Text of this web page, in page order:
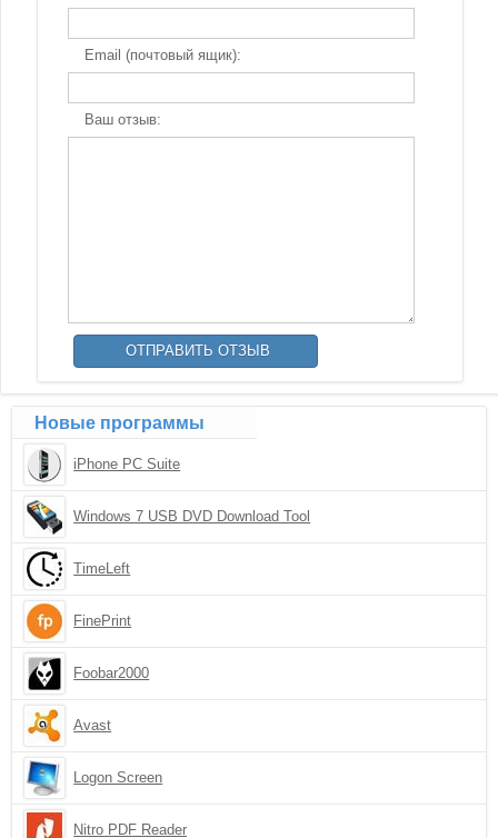
Email (почтовый ящик):
Ваш отзыв:
Новые программы
iPhone PC Suite
Windows 7 USB DVD Download Tool
TimeLeft
FinePrint
Foobar2000
Avast
Logon Screen
Nitro PDF Reader